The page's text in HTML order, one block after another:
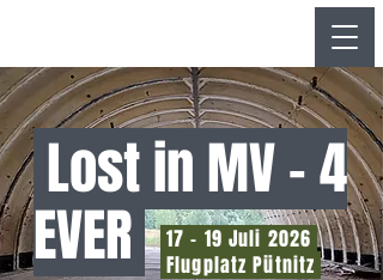
Lost in MV - 4
EVER
17 – 19 Juli 2026
Flugplatz Pütnitz